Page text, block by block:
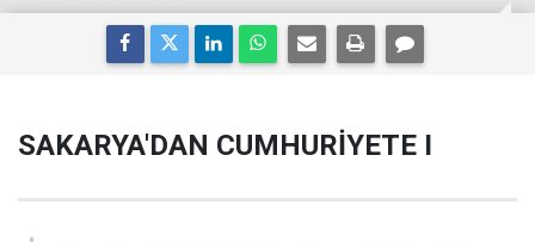
SAKARYA'DAN CUMHURİYETE I